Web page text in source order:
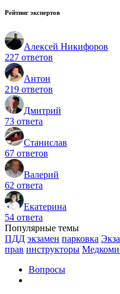
Рейтинг экспертов
Алексей Никифоров
227 ответов
Антон
219 ответов
Дмитрий
73 ответа
Станислав
67 ответов
Валерий
62 ответа
Екатерина
54 ответа
Популярные темы
ПДД экзамен парковка
прав инструкторы
Вопросы